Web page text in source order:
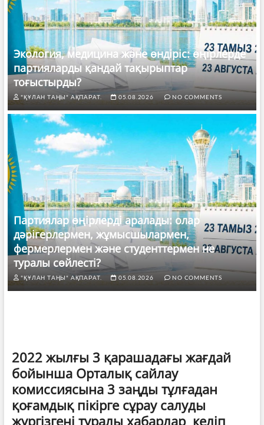
Экология, медицина және өндіріс: өңірлерде
партияларды қандай тақырыптар
тоғыстырды?
"ҚҰЛАН ТАҢЫ" АҚПАРАТ. 05.08.2026 NO COMMENTS
Партиялар өңірлерді аралады: олар
дәрігерлермен, жұмысшылармен,
фермерлермен және студенттермен не
туралы сөйлесті?
"ҚҰЛАН ТАҢЫ" АҚПАРАТ. 05.08.2026 NO COMMENTS
2022 жылғы 3 қарашадағы жағдай
бойынша Орталық сайлау
комиссиясына 3 заңды тұлғадан
қоғамдық пікірге сұрау салуды
жүргізгені туралы хабарлар келіп